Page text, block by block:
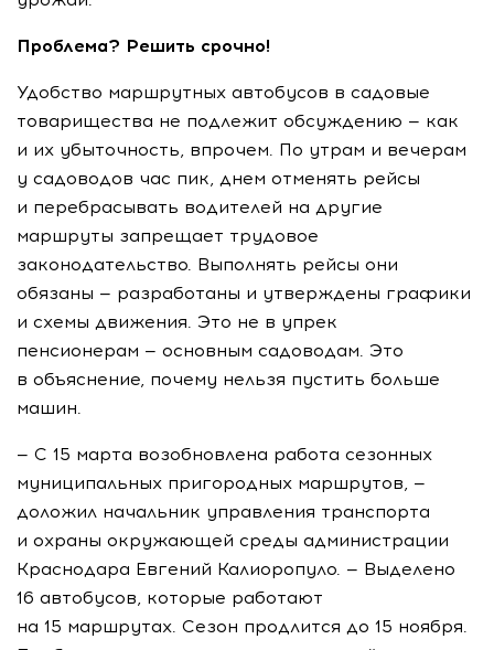
Проблема? Решить срочно!
Удобство маршрутных автобусов в садовые
товарищества не подлежит обсуждению — как
и их убыточность, впрочем. По утрам и вечерам
у садоводов час пик, днем отменять рейсы
и перебрасывать водителей на другие
маршруты запрещает трудовое
законодательство. Выполнять рейсы они
обязаны — разработаны и утверждены графики
и схемы движения. Это не в упрек
пенсионерам — основным садоводам. Это
в объяснение, почему нельзя пустить больше
машин.
— С 15 марта возобновлена работа сезонных
муниципальных пригородных маршрутов, —
доложил начальник управления транспорта
и охраны окружающей среды администрации
Краснодара Евгений Калиоропуло. — Выделено
16 автобусов, которые работают
на 15 маршрутах. Сезон продлится до 15 ноября.